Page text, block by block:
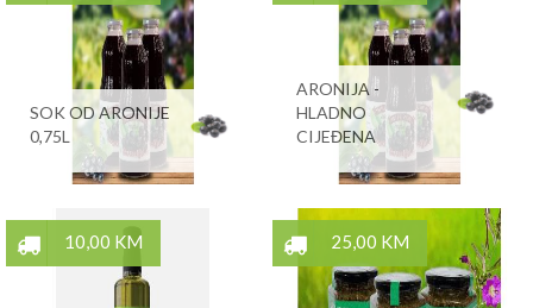
SOK OD ARONIJE
0,75L
ARONIJA -
HLADNO
CIJEĐENA
10,00 KM 25,00 KM